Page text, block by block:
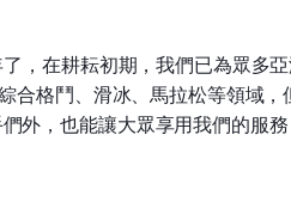
，在耕耘初期，我們已為眾多
合格鬥、滑冰、馬拉松等領域
外，也能讓大眾享用我們的服務